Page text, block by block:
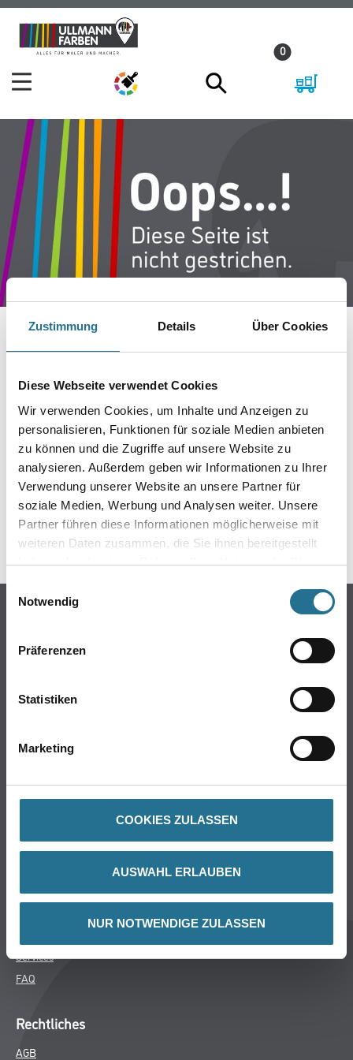
Zustimmung Details Über Cookies
Diese Webseite verwendet Cookies
Wir verwenden Cookies, um Inhalte und Anzeigen zu
personalisieren, Funktionen für soziale Medien anbieten
zu können und die Zugriffe auf unsere Website zu
analysieren. Außerdem geben wir Informationen zu Ihrer
Verwendung unserer Website an unsere Partner für
soziale Medien, Werbung und Analysen weiter. Unsere
Partner führen diese Informationen möglicherweise mit
weiteren Daten zusammen, die Sie ihnen bereitgestellt
haben oder die sie im Rahmen Ihrer Nutzung der Dienste
Einwilligungsauswahl
Notwendig
Präferenzen
Statistiken
Marketing
COOKIES ZULASSEN
AUSWAHL ERLAUBEN
NUR NOTWENDIGE ZULASSEN
Zum
Inhalt
Zum
Navigationsmenü
0
IST AUFGETRETEN
Keine Sorge, wir pinseln schon an der Lösung und
werden das Problem so schnell wie möglich beheben.
Erkunden Sie in der Zwischenzeit unseren Online-Shop
und lassen Sie sich inspirieren.
ZURÜCK ZUM ONLINE-SHOP
Online-Shop
Putze- und Spachtelmassen
Wand- & Deckenbeläge
Über uns
MPlus
Services
FAQ
Rechtliches
AGB